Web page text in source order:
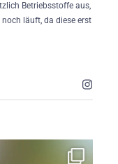
Betriebsstoffe aus,
läuft, da diese erst